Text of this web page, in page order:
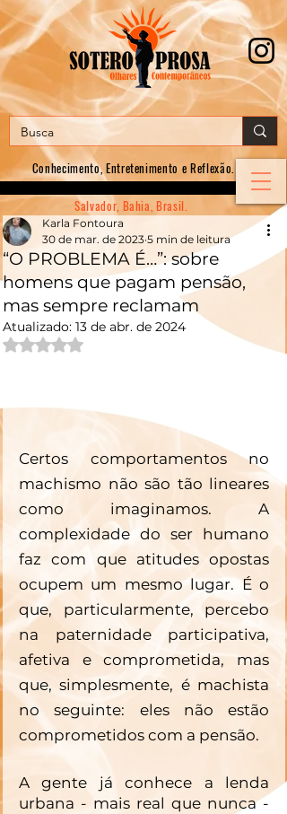
Conhecimento, Entretenimento e Reflexão.
Salvador, Bahia, Brasil.
“O PROBLEMA É…”: sobre
homens que pagam pensão,
mas sempre reclamam
Karla Fontoura
30 de mar. de 2023 5 min de leitura
Atualizado: 13 de abr. de 2024
Avaliado com NaN de 5 estrelas.
Certos comportamentos no
machismo não são tão lineares
como imaginamos. A
complexidade do ser humano
faz com que atitudes opostas
ocupem um mesmo lugar. É o
que, particularmente, percebo
na paternidade participativa,
afetiva e comprometida, mas
que, simplesmente, é machista
no seguinte: eles não estão
comprometidos com a pensão.
A gente já conhece a lenda
urbana - mais real que nunca -